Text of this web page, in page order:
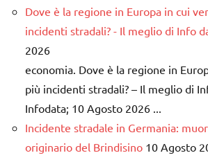
Dove è la regione in Europa in cui
incidenti stradali? - Il meglio di Info
2026
economia. Dove è la regione in
più incidenti stradali? – Il meglio di
Infodata; 10 Agosto 2026 ...
Incidente stradale in Germania:
originario del Brindisino 10 Agosto